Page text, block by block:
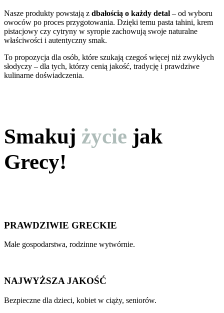
Nasze produkty powstają z dbałością o każdy detal – od wyboru
owoców po proces przygotowania. Dzięki temu pasta tahini, krem
pistacjowy czy cytryny w syropie zachowują swoje naturalne
właściwości i autentyczny smak.
To propozycja dla osób, które szukają czegoś więcej niż zwykłych
słodyczy – dla tych, którzy cenią jakość, tradycję i prawdziwe
kulinarne doświadczenia.
Smakuj życie jak
Grecy!
PRAWDZIWIE GRECKIE
Małe gospodarstwa, rodzinne wytwórnie.
NAJWYŻSZA JAKOŚĆ
Bezpieczne dla dzieci, kobiet w ciąży, seniorów.